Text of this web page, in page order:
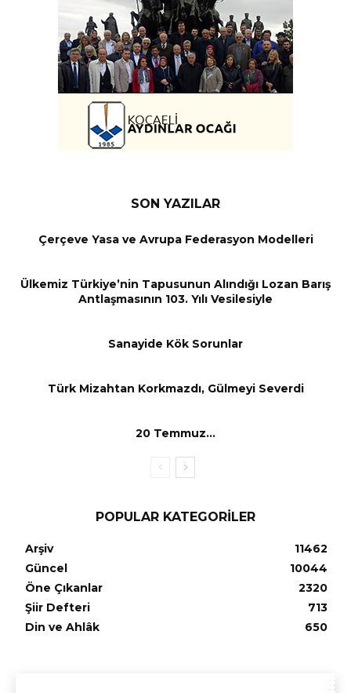
SON YAZILAR
Çerçeve Yasa ve Avrupa Federasyon Modelleri
Ülkemiz Türkiye’nin Tapusunun Alındığı Lozan Barış
Antlaşmasının 103. Yılı Vesilesiyle
Sanayide Kök Sorunlar
Türk Mizahtan Korkmazdı, Gülmeyi Severdi
20 Temmuz…
POPULAR KATEGORILER
Arşiv
11462
Güncel
10044
Öne Çıkanlar
2320
Şiir Defteri
713
Din ve Ahlâk
650